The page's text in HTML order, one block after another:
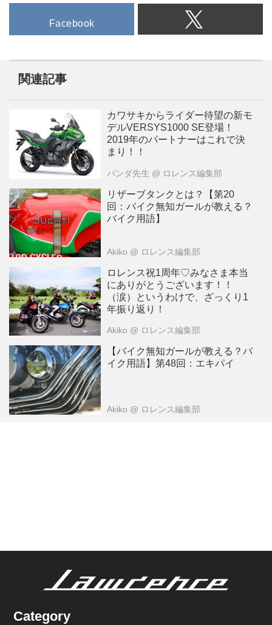
Facebook
関連記事
カワサキからライダー待望の新モ
デルVERSYS1000 SE登場！
2019年のパートナーはこれで決
まり！！
パンダ先生 @ ロレンス編集部
リザーブタンクとは？【第20
回：バイク無知ガールが教える？
バイク用語】
Akiko @ ロレンス編集部
ロレンス祝1周年♡みなさま本当
にありがとうございます！！
（涙）というわけで、ざっくり1
年振り返り！
Akiko @ ロレンス編集部
【バイク無知ガールが教える？バ
イク用語】第48回：エキパイ
Akiko @ ロレンス編集部
Category